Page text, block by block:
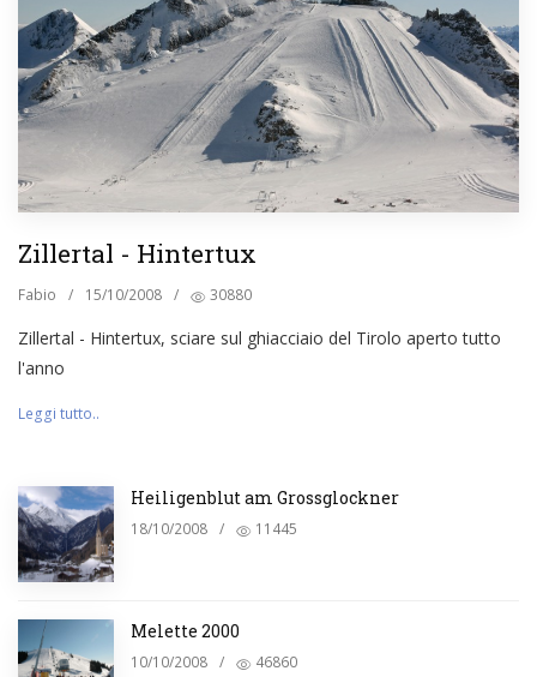
Zillertal - Hintertux
Fabio / 15/10/2008 / 30880
Zillertal - Hintertux, sciare sul ghiacciaio del Tirolo aperto tutto
l'anno
Leggi tutto..
Heiligenblut am Grossglockner
18/10/2008 / 11445
Melette 2000
10/10/2008 / 46860